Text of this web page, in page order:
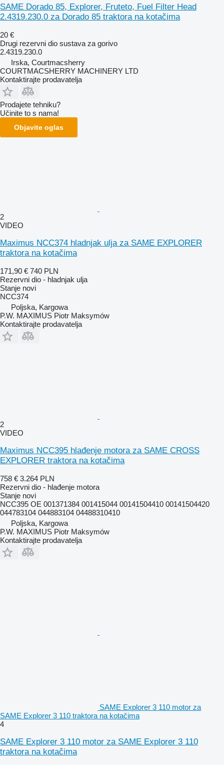
SAME Dorado 85, Explorer, Fruteto, Fuel Filter Head
2.4319.230.0 za Dorado 85 traktora na kotačima
20 €
Drugi rezervni dio sustava za gorivo
2.4319.230.0
Irska, Courtmacsherry
COURTMACSHERRY MACHINERY LTD
Kontaktirajte prodavatelja
Prodajete tehniku?
Učinite to s nama!
Objavite oglas
2
VIDEO
Maximus NCC374 hladnjak ulja za SAME EXPLORER
traktora na kotačima
171,90 € 740 PLN
Rezervni dio - hladnjak ulja
Stanje novi
NCC374
Poljska, Kargowa
P.W. MAXIMUS Piotr Maksymów
Kontaktirajte prodavatelja
2
VIDEO
Maximus NCC395 hlađenje motora za SAME CROSS
EXPLORER traktora na kotačima
758 € 3.264 PLN
Rezervni dio - hlađenje motora
Stanje novi
NCC395 OE 001371384 001415044 00141504410 00141504420
044783104 044883104 04488310410
Poljska, Kargowa
P.W. MAXIMUS Piotr Maksymów
Kontaktirajte prodavatelja
SAME Explorer 3 110 motor za
SAME Explorer 3 110 traktora na kotačima
4
SAME Explorer 3 110 motor za SAME Explorer 3 110
traktora na kotačima